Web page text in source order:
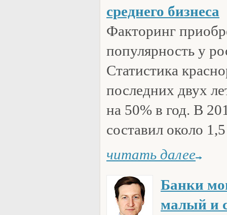
среднего бизнеса
Факторинг
популярность у
Статистика
последних двух
на 50% в год. В
составил около
читать далее
Банки
малый и